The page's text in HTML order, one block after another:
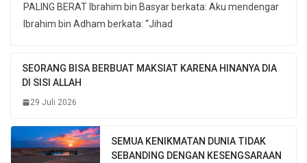
PALING BERAT Ibrahim bin Basyar berkata: Aku mendengar
Ibrahim bin Adham berkata: “Jihad
SEORANG BISA BERBUAT MAKSIAT KARENA HINANYA DIA
DI SISI ALLAH
29 Juli 2026
SEMUA KENIKMATAN DUNIA TIDAK
SEBANDING DENGAN KESENGSARAAN